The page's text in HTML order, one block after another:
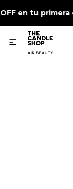
en tu
